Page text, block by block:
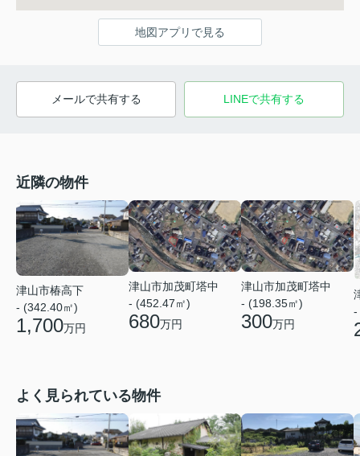
地図アプリで見る
メールで共有する LINEで共有する
近隣の物件
津山市椿高下
- (342.40㎡)
1,700万円
津山市加茂町塔中
- (452.47㎡)
680万円
津山市加茂町塔中
- (198.35㎡)
300万円
-
よく見られている物件